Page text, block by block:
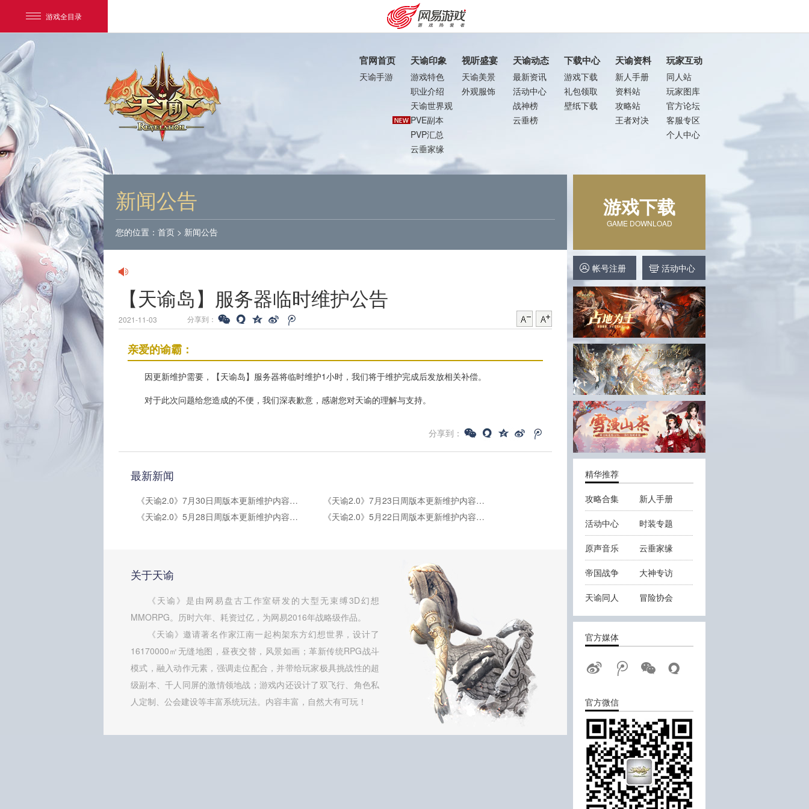
游戏全目录
网易游戏
我的足迹： 天谕
官网首页
天谕手游
天谕印象
游戏特色
职业介绍
天谕世界观
PVE副本
PVP汇总
云垂家缘
视听盛宴
天谕美景
外观服饰
天谕动态
最新资讯
活动中心
战神榜
云垂榜
下载中心
游戏下载
礼包领取
壁纸下载
天谕资料
新人手册
资料站
攻略站
王者对决
玩家互动
同人站
玩家图库
官方论坛
客服专区
个人中心
新闻公告
您的位置： 首页 > 新闻公告
【天谕岛】服务器临时维护公告
2021-11-03 分享到：
亲爱的谕霸：
因更新维护需要，【天谕岛】服务器将临时维护1小时，我们将于维护完成后发放相关补偿。
对于此次问题给您造成的不便，我们深表歉意，感谢您对天谕的理解与支持。
分享到：
最新新闻
《天谕2.0》7月30日周版本更新维护内容公告
《天谕2.0》7月23日周版本更新维护内容公告
《天谕2.0》5月28日周版本更新维护内容公告
《天谕2.0》5月22日周版本更新维护内容公告
关于天谕
《天谕》是由网易盘古工作室研发的大型无束缚3D幻想
MMORPG。历时六年、耗资过亿，为网易2016年战略级作品。
《天谕》邀请著名作家江南一起构架东方幻想世界，设计了
16170000㎡无缝地图，昼夜交替，风景如画；革新传统RPG战斗
模式，融入动作元素，强调走位配合，并带给玩家极具挑战性的超
级副本、千人同屏的激情领地战；游戏内还设计了双飞行、角色私
人定制、公会建设等丰富系统玩法。内容丰富，自然大有可玩！
游戏下载
GAME DOWNLOAD
帐号注册 活动中心
精华推荐
攻略合集 新人手册
活动中心 时装专题
原声音乐 云垂家缘
帝国战争 大神专访
天谕同人 冒险协会
云垂战报
官方媒体
官方微信